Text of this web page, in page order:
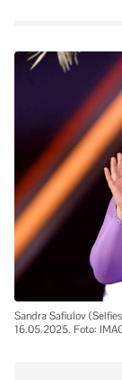
Sandra Safiulov
16.05.2025. Foto: